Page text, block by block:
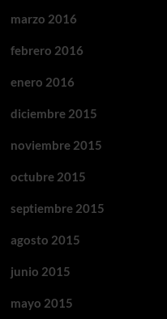
marzo 2016
febrero 2016
enero 2016
diciembre 2015
noviembre 2015
octubre 2015
septiembre 2015
agosto 2015
junio 2015
mayo 2015